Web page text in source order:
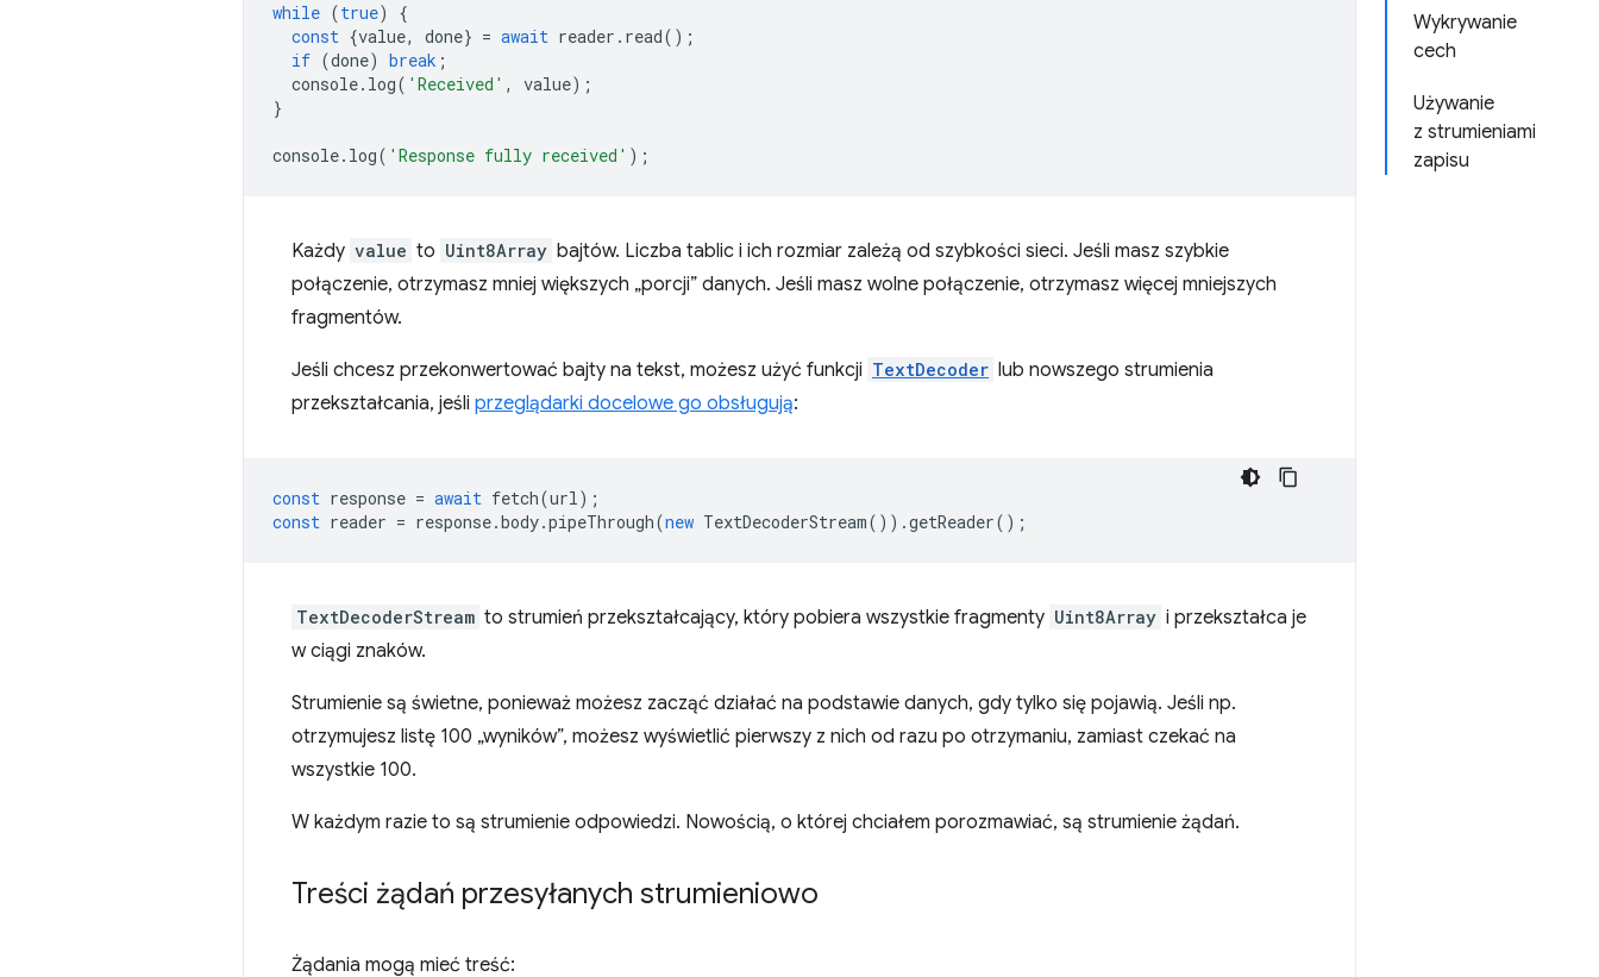
Wykrywanie
cech
Używanie
z strumieniami
zapisu
while (true)
{
const {value, done} = await reader . read();
if (done) break ;
console. log( 'Received' , value);
}
console. log( 'Response fully received' );
Każdy value to Uint8Array bajtów. Liczba tablic i ich rozmiar zależą od szybkości sieci. Jeśli masz szybkie
połączenie, otrzymasz mniej większych „porcji” danych. Jeśli masz wolne połączenie, otrzymasz więcej mniejszych
fragmentów.
Jeśli chcesz przekonwertować bajty na tekst, możesz użyć funkcji TextDecoder lub nowszego strumienia
przekształcania, jeśli przeglądarki docelowe go obsługują:
const response = await fetch(url);
const reader = response.body.pipeThrough(new TextDecoderStream()).getReader();
TextDecoderStream to strumień przekształcający, który pobiera wszystkie fragmenty Uint8Array i przekształca je
w ciągi znaków.
Strumienie są świetne, ponieważ możesz zacząć działać na podstawie danych, gdy tylko się pojawią. Jeśli np.
otrzymujesz listę 100 „wyników”, możesz wyświetlić pierwszy z nich od razu po otrzymaniu, zamiast czekać na
wszystkie 100.
W każdym razie to są strumienie odpowiedzi. Nowością, o której chciałem porozmawiać, są strumienie żądań.
Treści żądań przesyłanych strumieniowo
Żądania mogą mieć treść: